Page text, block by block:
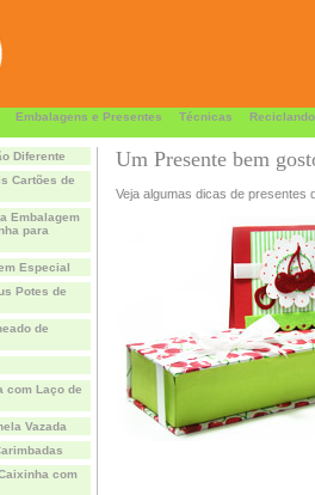
Embalagens e Presentes Técnicas Reciclando
Diferente
Cartões de
Embalagem
para
Especial
Potes de
de
com Laço de
Vazada
com
Um Presente bem
Veja algumas dicas de